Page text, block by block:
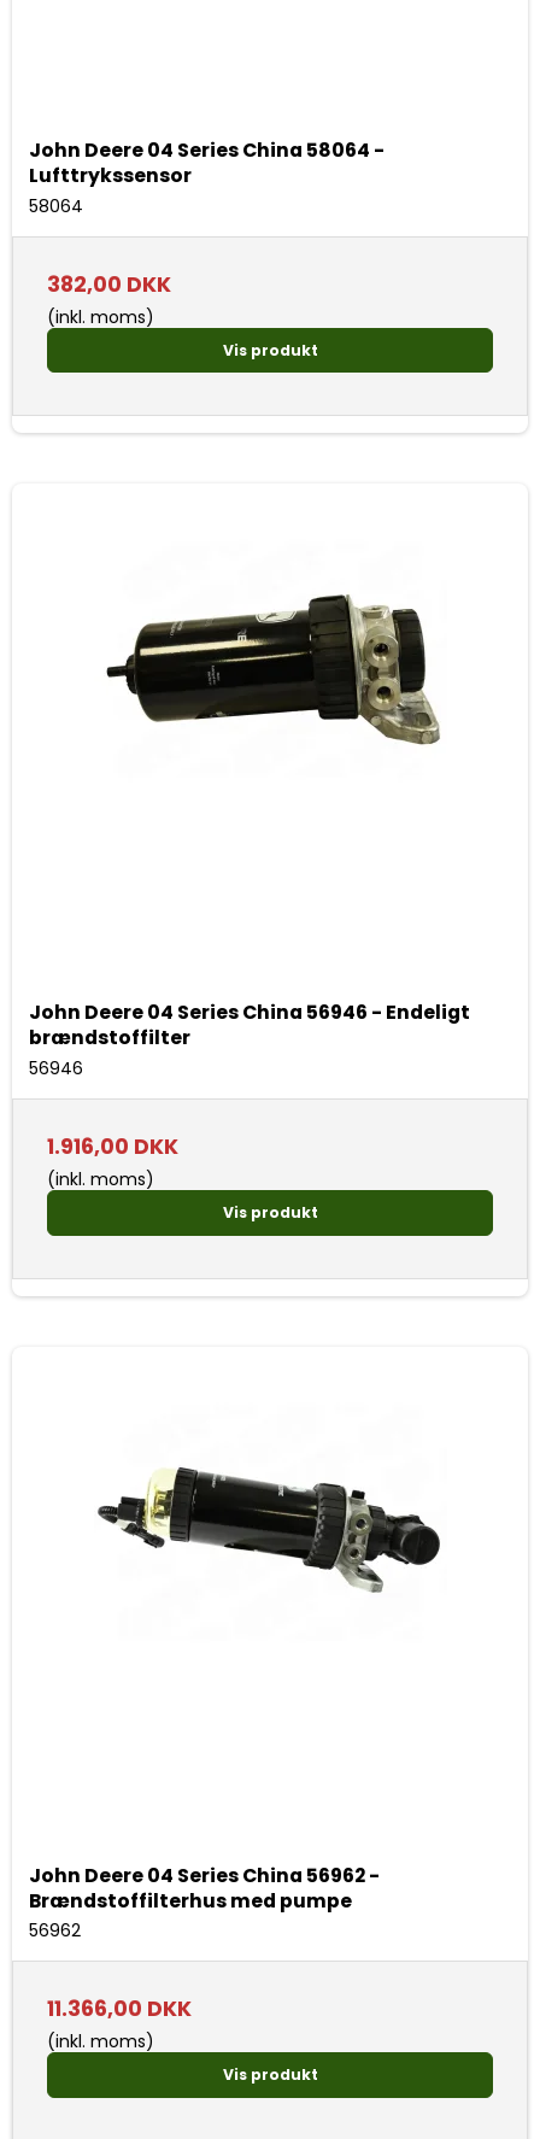
John Deere 04 Series China 58064 -
Lufttrykssensor
58064
382,00 DKK
(inkl. moms)
Vis produkt
John Deere 04 Series China 56946 - Endeligt
brændstoffilter
56946
1.916,00 DKK
(inkl. moms)
Vis produkt
John Deere 04 Series China 56962 -
Brændstoffilterhus med pumpe
56962
11.366,00 DKK
(inkl. moms)
Vis produkt